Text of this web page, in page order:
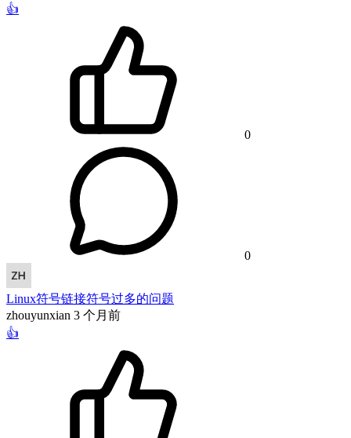
👍
0
0
Linux符号链接符号过多的问题
zhouyunxian 3 个月前
👍